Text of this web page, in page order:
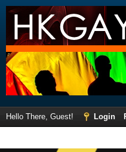
Hello There, Guest! Login